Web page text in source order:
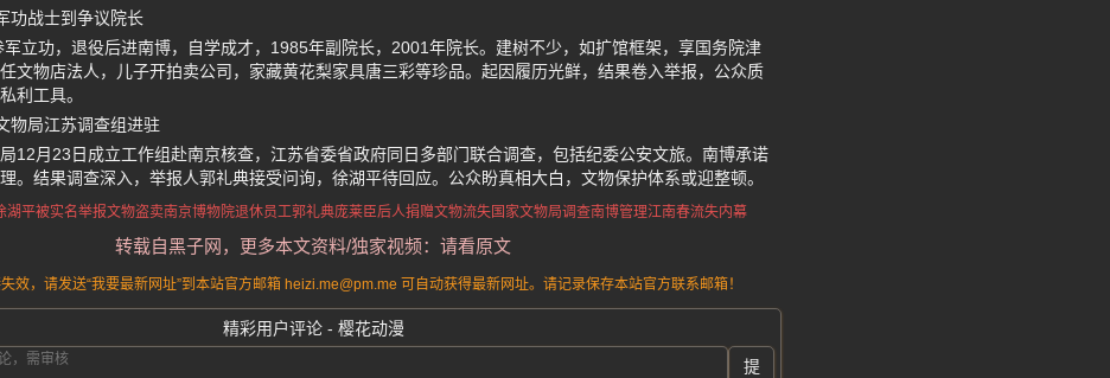
功战士到争议院长
立功，退役后进南博，自学成才，1985年副院长，2001年院长。建树不少，如扩馆框架，享国务院津
文物店法人，儿子开拍卖公司，家藏黄花梨家具唐三彩等珍品。起因履历光鲜，结果卷入举报，公众质
利工具。
物局江苏调查组进驻
12月23日成立工作组赴南京核查，江苏省委省政府同日多部门联合调查，包括纪委公安文旅。南博承诺
。结果调查深入，举报人郭礼典接受问询，徐湖平待回应。公众盼真相大白，文物保护体系或迎整顿。
湖平被实名举报文物盗卖南京博物院退休员工郭礼典庞莱臣后人捐赠文物流失国家文物局调查南博管理江南春流失内幕
转载自黑子网，更多本文资料/独家视频：请看原文
效，请发送“我要最新网址”到本站官方邮箱 heizi.me@pm.me 可自动获得最新网址。请记录保存本站官方联系邮箱！
精彩用户评论 - 樱花动漫
提